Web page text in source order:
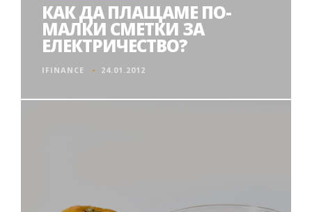
КАК ДА ПЛАЩАМЕ ПО-
МАЛКИ СМЕТКИ ЗА
ЕЛЕКТРИЧЕСТВО?
IFINANCE 24.01.2012